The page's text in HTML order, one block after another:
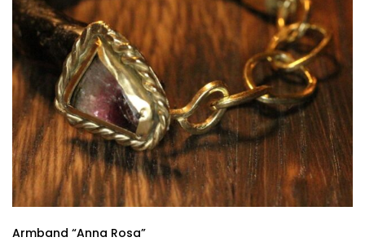
Armband “Anna Rosa”